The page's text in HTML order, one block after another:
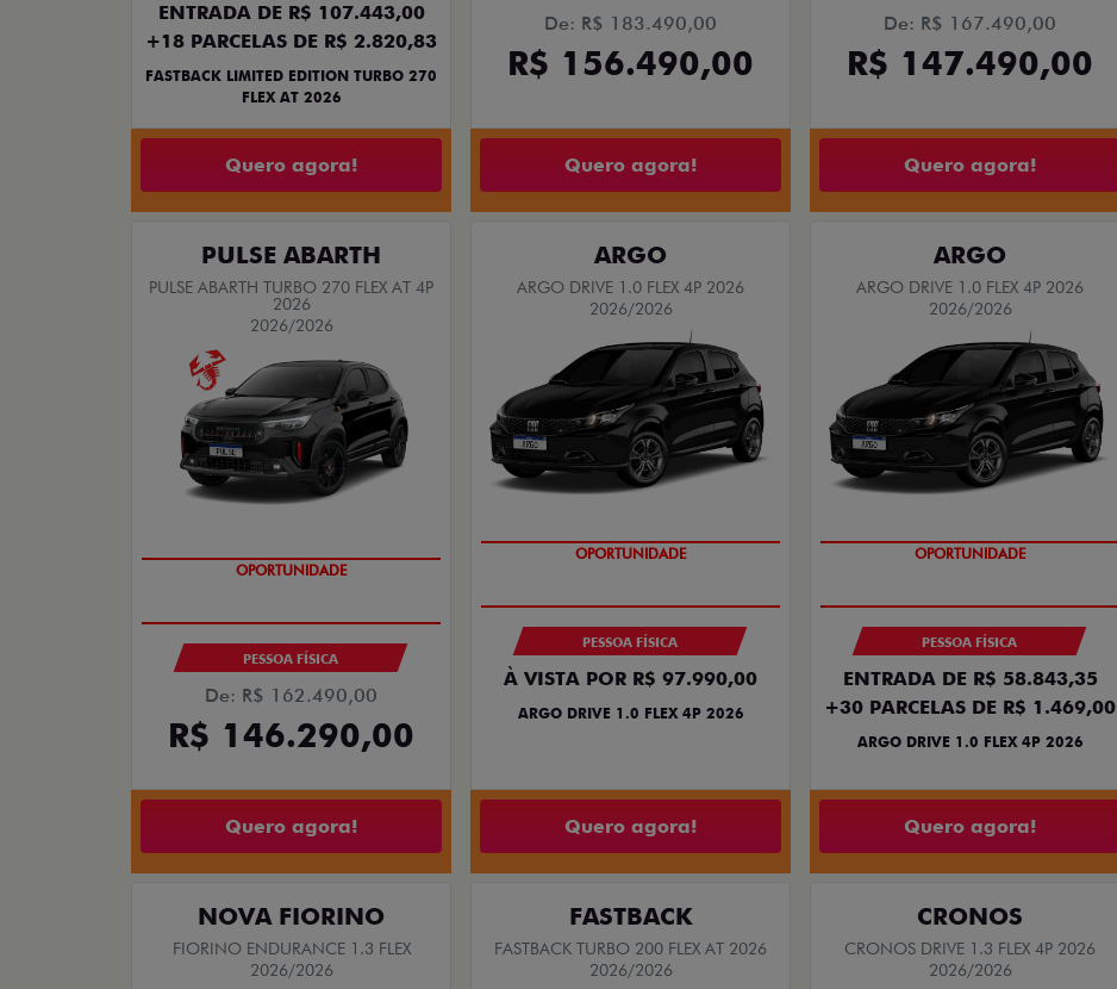
ENTRADA DE R$ 107.443,00
+18 PARCELAS DE R$ 2.820,83
FASTBACK LIMITED EDITION TURBO 270
FLEX AT 2026
Quero agora!
De: R$ 183.490,00
R$ 156.490,00
Quero agora!
De: R$ 167.490,00
R$ 147.490,00
Quero agora!
PULSE ABARTH
PULSE ABARTH TURBO 270 FLEX AT 4P
2026
2026/2026
SAIA DE FIAT 0KM
PESSOA FÍSICA
De: R$ 162.490,00
R$ 146.290,00
Quero agora!
ARGO
ARGO DRIVE 1.0 FLEX 4P 2026
2026/2026
BÔNUS DE 6 MIL REAIS
PESSOA FÍSICA
À VISTA POR R$ 97.990,00
ARGO DRIVE 1.0 FLEX 4P 2026
Quero agora!
ARGO
ARGO DRIVE 1.0 FLEX 4P 2026
2026/2026
BÔNUS DE 6 MIL REAIS
PESSOA FÍSICA
ENTRADA DE R$ 58.843,35
+30 PARCELAS DE R$ 1.469,00
ARGO DRIVE 1.0 FLEX 4P 2026
Quero agora!
NOVA FIORINO
FIORINO ENDURANCE 1.3 FLEX
2026/2026
FASTBACK
FASTBACK TURBO 200 FLEX AT 2026
2026/2026
CRONOS
CRONOS DRIVE 1.3 FLEX 4P 2026
2026/2026